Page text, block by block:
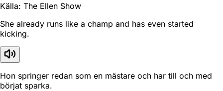
Källa: The Ellen Show
She already runs like a champ and has even started
kicking.
Hon springer redan som en mästare och har till och med
börjat sparka.